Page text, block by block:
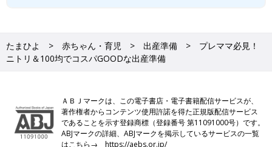
たまひよ 赤ちゃん・育児 出産準備
プレママ必見！
ニトリ＆100均でコスパGOODな出産準備
ＡＢＪマークは、この電子書店・電子書籍配信サービスが、
著作権者からコンテンツ使用許諾を得た正規版配信サービス
であることを示す登録商標（登録番号 第11091000号）です。
ABJマークの詳細、ABJマークを掲示しているサービスの一覧
はこちら→https://aebs.or.jp/